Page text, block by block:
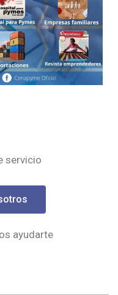
servicio
ayudarte